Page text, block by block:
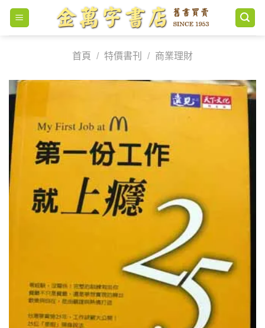
Skip
content
首頁
/ 特價書刊 / 商業理財